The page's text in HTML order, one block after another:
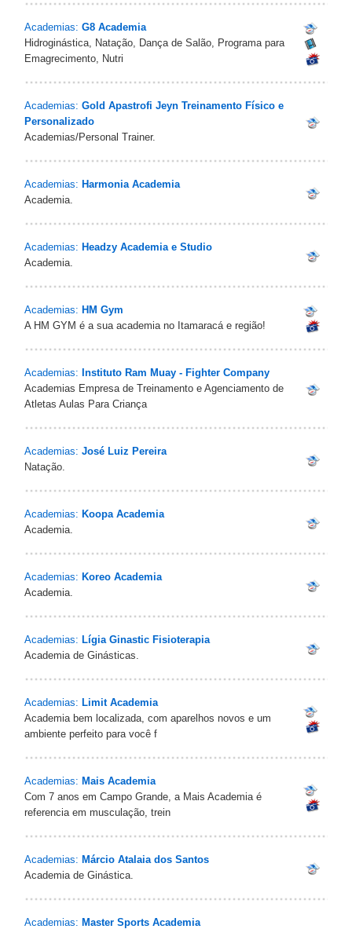
Academias: G8 Academia
Hidroginástica, Natação, Dança de Salão, Programa para
Emagrecimento, Nutri
Academias: Gold Apastrofi Jeyn Treinamento Físico e
Personalizado
Academias/Personal Trainer.
Academias: Harmonia Academia
Academia.
Academias: Headzy Academia e Studio
Academia.
Academias: HM Gym
A HM GYM é a sua academia no Itamaracá e região!
Academias: Instituto Ram Muay - Fighter Company
Academias Empresa de Treinamento e Agenciamento de
Atletas Aulas Para Criança
Academias: José Luiz Pereira
Natação.
Academias: Koopa Academia
Academia.
Academias: Koreo Academia
Academia.
Academias: Lígia Ginastic Fisioterapia
Academia de Ginásticas.
Academias: Limit Academia
Academia bem localizada, com aparelhos novos e um
ambiente perfeito para você f
Academias: Mais Academia
Com 7 anos em Campo Grande, a Mais Academia é
referencia em musculação, trein
Academias: Márcio Atalaia dos Santos
Academia de Ginástica.
Academias: Master Sports Academia